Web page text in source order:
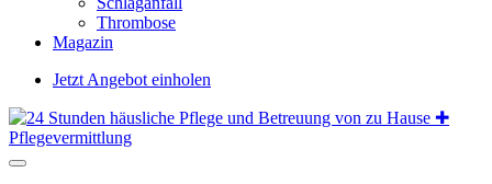
Thrombose
Magazin
Jetzt Angebot einholen